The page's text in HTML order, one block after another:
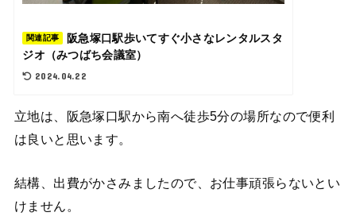
関連記事
阪急塚口駅歩いてすぐ小さなレンタルスタ
ジオ（みつばち会議室）
2024.04.22
立地は、阪急塚口駅から南へ徒歩5分の場所なので便利
は良いと思います。
結構、出費がかさみましたので、お仕事頑張らないとい
けません。